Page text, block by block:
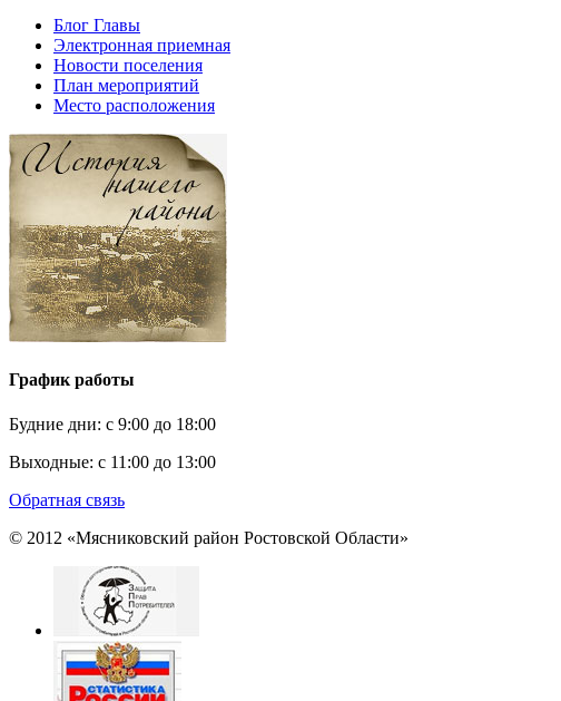
Блог Главы
Электронная приемная
Новости поселения
План мероприятий
Место расположения
График работы
Будние дни: c 9:00 до 18:00
Выходные: с 11:00 до 13:00
Обратная связь
© 2012 «Мясниковский район Ростовской Области»